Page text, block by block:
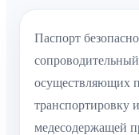
Паспорт
осуществляющих
транспортировку
медесодержащей